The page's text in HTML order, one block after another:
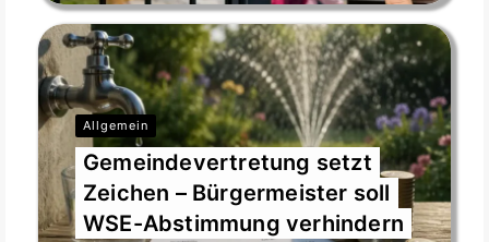
Allgemein
Gemeindevertretung setzt
Zeichen – Bürgermeister soll
WSE-Abstimmung verhindern